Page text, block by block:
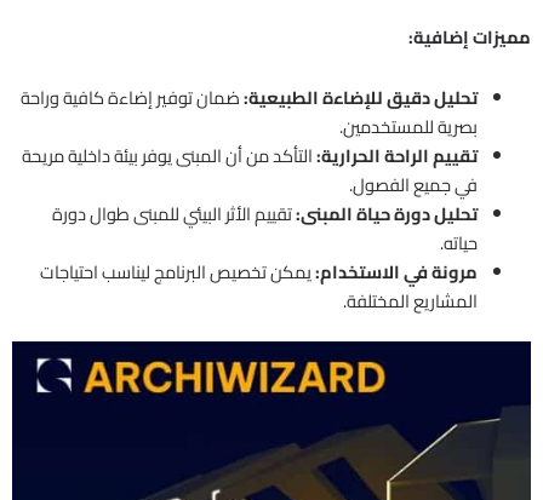
مميزات إضافية:
تحليل دقيق للإضاءة الطبيعية:ضمان توفير إضاءة كافية وراحة
بصرية للمستخدمين.
تقييم الراحة الحرارية:التأكد من أن المبنى يوفر بيئة داخلية مريحة
في جميع الفصول.
تحليل دورة حياة المبنى:تقييم الأثر البيئي للمبنى طوال دورة
حياته.
مرونة في الاستخدام:يمكن تخصيص البرنامج ليناسب احتياجات
المشاريع المختلفة.